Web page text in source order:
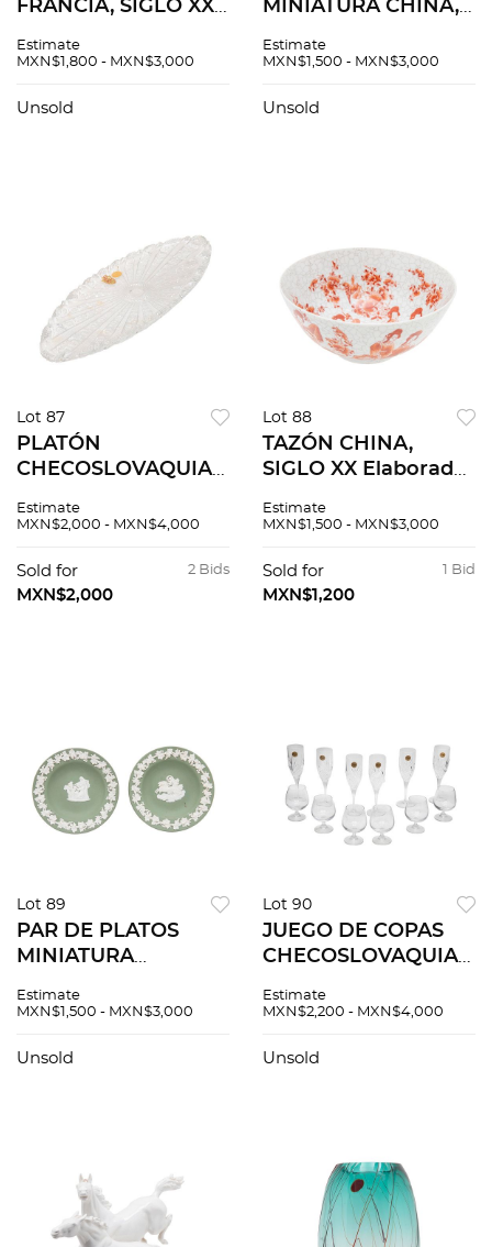
FRANCIA, SIGLO XX
porcelana y
metal dorado
Estimate
MXN$1,800 - MXN$3,000
Unsold
MINIATURA CHINA,
Elaborados en latón
cloisonne
Estimate
MXN$1,500 - MXN$3,000
Unsold
Lot 87
PLATÓN
CHECOSLOVAQUIA,
en cristal
Decoración punta
diamante Diseño
Estimate
MXN$2,000 - MXN$4,000
2 Bids
Sold for
MXN$2,000
Lot 88
TAZÓN CHINA,
SIGLO XX Elaborado
Decoración floral en
semi esférico
Estimate
MXN$1,500 - MXN$3,000
1 Bid
Sold for
MXN$1,200
Lot 89
PAR DE PLATOS
MINIATURA
XX Elaborados en
olivo Sellados
Estimate
MXN$1,500 - MXN$3,000
Unsold
Lot 90
JUEGO DE COPAS
CHECOSLOVAQUIA,
en cristal
Decoración facetada
Estimate
MXN$2,200 - MXN$4,000
Unsold